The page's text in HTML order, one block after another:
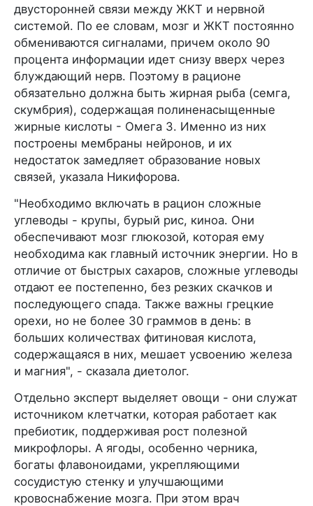
двусторонней связи между ЖКТ и нервной
системой. По ее словам, мозг и ЖКТ постоянно
обмениваются сигналами, причем около 90
процента информации идет снизу вверх через
блуждающий нерв. Поэтому в рационе
обязательно должна быть жирная рыба (семга,
скумбрия), содержащая полиненасыщенные
жирные кислоты - Омега 3. Именно из них
построены мембраны нейронов, и их
недостаток замедляет образование новых
связей, указала Никифорова.
"Необходимо включать в рацион сложные
углеводы - крупы, бурый рис, киноа. Они
обеспечивают мозг глюкозой, которая ему
необходима как главный источник энергии. Но в
отличие от быстрых сахаров, сложные углеводы
отдают ее постепенно, без резких скачков и
последующего спада. Также важны грецкие
орехи, но не более 30 граммов в день: в
больших количествах фитиновая кислота,
содержащаяся в них, мешает усвоению железа
и магния", - сказала диетолог.
Отдельно эксперт выделяет овощи - они служат
источником клетчатки, которая работает как
пребиотик, поддерживая рост полезной
микрофлоры. А ягоды, особенно черника,
богаты флавоноидами, укрепляющими
сосудистую стенку и улучшающими
кровоснабжение мозга. При этом врач